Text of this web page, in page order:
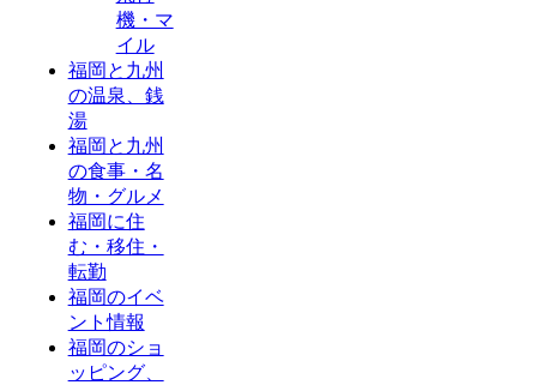
機・マ
イル
福岡と九州
の温泉、銭
湯
福岡と九州
の食事・名
物・グルメ
福岡に住
む・移住・
転勤
福岡のイベ
ント情報
福岡のショ
ッピング、